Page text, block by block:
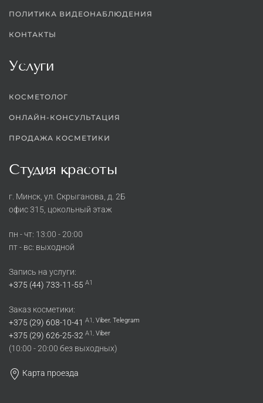
ПОЛИТИКА ВИДЕОНАБЛЮДЕНИЯ
КОНТАКТЫ
Услуги
КОСМЕТОЛОГ
ОНЛАЙН-КОНСУЛЬТАЦИЯ
ПРОДАЖА КОСМЕТИКИ
Студия красоты
г. Минск, ул. Скрыганова, д. 2Б
офис 315, цокольный этаж
пн - чт: 13:00 - 20:00
пт - вс: выходной
Запись на услуги:
+375 (44) 733-11-55 A1
Заказ косметики:
+375 (29) 608-10-41 A1, Viber, Telegram
+375 (29) 626-25-32 A1, Viber
(10:00 - 20:00 без выходных)
Карта проезда